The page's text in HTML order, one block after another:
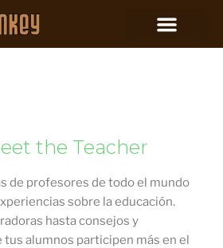
the Teacher
de profesores de todo el mundo
sobre la educación.
hasta consejos y
tus alumnos participen más en el